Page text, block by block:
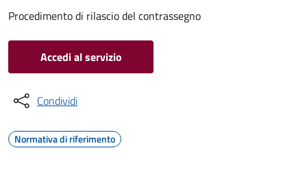
Procedimento di rilascio del contrassegno
Accedi al servizio
Condividi
Normativa di riferimento